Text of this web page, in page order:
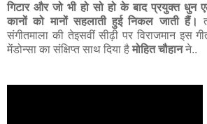
गिटार और जो भी हो सो हो के बाद प्रयुक्त धुन
कानों को मानों सहलाती हुई निकल जाती हैं।
संगीतमाला की तेइसवीं सीढ़ी पर विराजमान इस
मेंडोन्सा का संक्षिप्त साथ दिया हैमोहित चौहानने..